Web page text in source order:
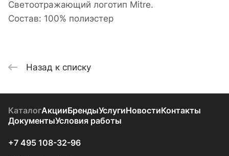
Светоотражающий логотип Mitre.
Состав: 100% полиэстер
Назад к списку
КаталогАкцииБрендыУслугиНовостиКонтакты
ДокументыУсловия работы
+7 495 108-32-96